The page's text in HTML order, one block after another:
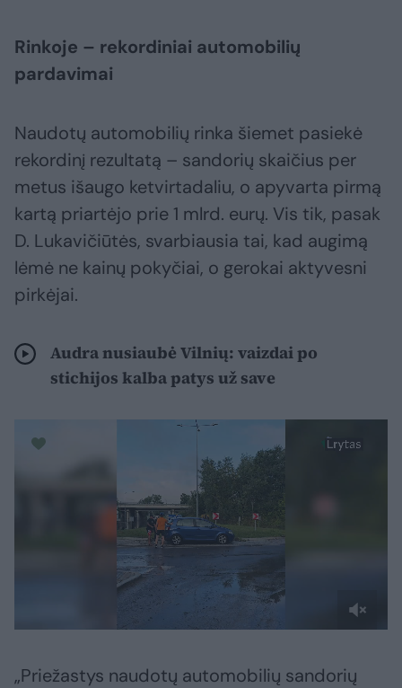
Rinkoje – rekordiniai automobilių
pardavimai
Naudotų automobilių rinka šiemet pasiekė
rekordinį rezultatą – sandorių skaičius per
metus išaugo ketvirtadaliu, o apyvarta pirmą
kartą priartėjo prie 1 mlrd. eurų. Vis tik, pasak
D. Lukavičiūtės, svarbiausia tai, kad augimą
lėmė ne kainų pokyčiai, o gerokai aktyvesni
pirkėjai.
Audra nusiaubė Vilnių: vaizdai po
stichijos kalba patys už save
„Priežastys naudotų automobilių sandorių